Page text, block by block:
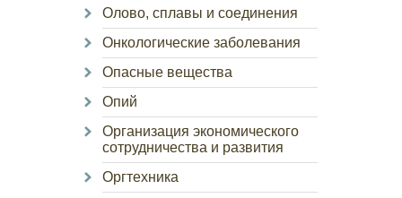
Олово, сплавы и соединения
Онкологические заболевания
Опасные вещества
Опий
Организация экономического
сотрудничества и развития
Оргтехника